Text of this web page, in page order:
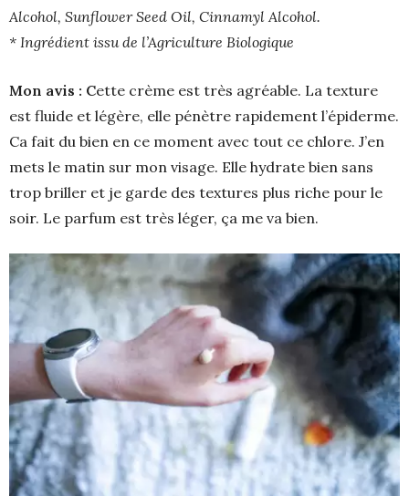
Alcohol, Sunflower Seed Oil, Cinnamyl Alcohol.
* Ingrédient issu de l’Agriculture Biologique
Mon avis : Cette crème est très agréable. La texture
est fluide et légère, elle pénètre rapidement l’épiderme.
Ca fait du bien en ce moment avec tout ce chlore. J’en
mets le matin sur mon visage. Elle hydrate bien sans
trop briller et je garde des textures plus riche pour le
soir. Le parfum est très léger, ça me va bien.